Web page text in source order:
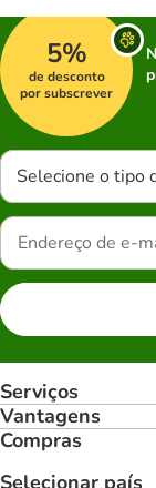
5%
de desconto
por subscrever
Selecione o tipo
Serviços
Vantagens
Compras
Selecionar país